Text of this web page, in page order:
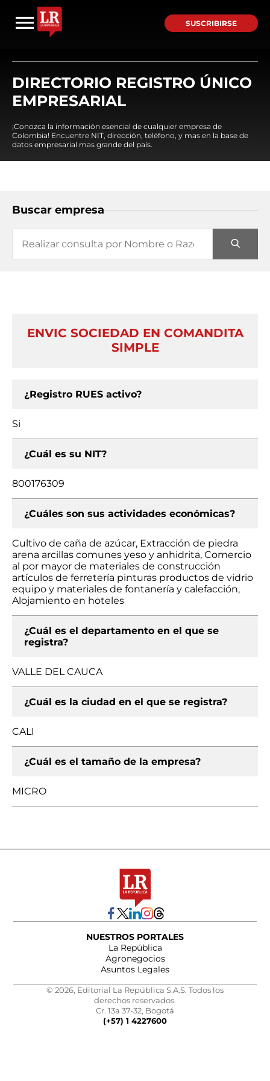
SUSCRIBIRSE
DIRECTORIO REGISTRO ÚNICO
EMPRESARIAL
¡Conozca la información esencial de cualquier empresa de
Colombia! Encuentre NIT, dirección, teléfono, y mas en la base de
datos empresarial mas grande del país.
Buscar empresa
ENVIC SOCIEDAD EN COMANDITA
SIMPLE
¿Registro RUES activo?
Si
¿Cuál es su NIT?
800176309
¿Cuáles son sus actividades económicas?
Cultivo de caña de azúcar, Extracción de piedra
arena arcillas comunes yeso y anhidrita, Comercio
al por mayor de materiales de construcción
artículos de ferretería pinturas productos de vidrio
equipo y materiales de fontanería y calefacción,
Alojamiento en hoteles
¿Cuál es el departamento en el que se
registra?
VALLE DEL CAUCA
¿Cuál es la ciudad en el que se registra?
CALI
¿Cuál es el tamaño de la empresa?
MICRO
NUESTROS PORTALES
La República
Agronegocios
Asuntos Legales
© 2026, Editorial La República S.A.S. Todos los
derechos reservados.
Cr. 13a 37-32, Bogotá
(+57) 1 4227600